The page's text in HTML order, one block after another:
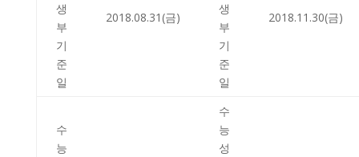
생
부
기
준
일
2018.08.31(금)
생
부
기
준
일
2018.11.30(금)
수
능
수
능
성